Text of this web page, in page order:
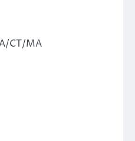
CT/MA